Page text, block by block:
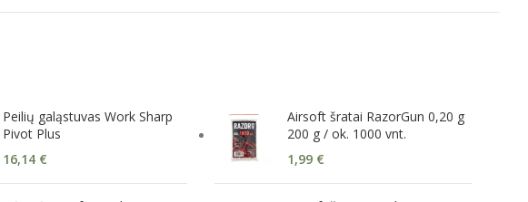
Peilių galąstuvas Work Sharp
Pivot Plus
16,14 €
Airsoft šratai RazorGun 0,20 g
200 g / ok. 1000 vnt.
1,99 €